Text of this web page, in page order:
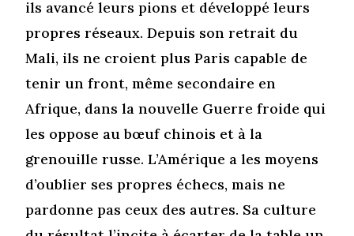
ils avancé leurs pions et développé leurs
propres réseaux. Depuis son retrait du
Mali, ils ne croient plus Paris capable de
tenir un front, même secondaire en
Afrique, dans la nouvelle Guerre froide qui
les oppose au bœuf chinois et à la
grenouille russe. L’Amérique a les moyens
d’oublier ses propres échecs, mais ne
pardonne pas ceux des autres. Sa culture